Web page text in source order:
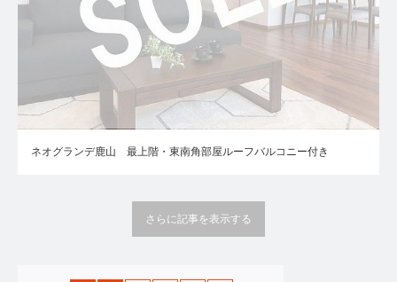
ネオグランデ鹿山 最上階・東南角部屋ルーフバルコニー付き
さらに記事を表示する